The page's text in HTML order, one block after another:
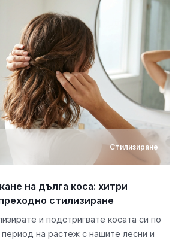
Стилизиране
на дълга коса: хитри
стилизиране
и подстригвате косата си по
на растеж с нашите лесни и